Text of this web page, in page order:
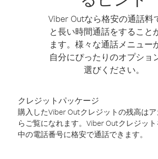
Viber Outなら格安の通話料
と長い時間通話をすること
ます。様々な通話メニュー
自分にぴったりのオプショ
選びください。
クレジットパッケージ
購入したViber Outクレジットの残高は
らご覧になれます。Viber Outクレジッ
中の電話番号に格安で通話できます。